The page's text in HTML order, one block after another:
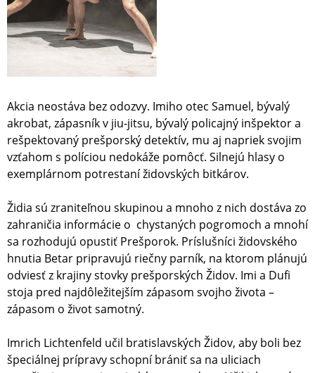
Akcia neostáva bez odozvy. Imiho otec Samuel, bývalý
akrobat, zápasník v jiu-jitsu, bývalý policajný inšpektor a
rešpektovaný prešporský detektív, mu aj napriek svojim
vzťahom s políciou nedokáže pomôcť. Silnejú hlasy o
exemplárnom potrestaní židovských bitkárov.
Židia sú zraniteľnou skupinou a mnoho z nich dostáva zo
zahraničia informácie o chystaných pogromoch a mnohí
sa rozhodujú opustiť Prešporok. Príslušníci židovského
hnutia Betar pripravujú riečny parník, na ktorom plánujú
odviesť z krajiny stovky prešporských Židov. Imi a Dufi
stoja pred najdôležitejším zápasom svojho života –
zápasom o život samotný.
Imrich Lichtenfeld učil bratislavských Židov, aby boli bez
špeciálnej prípravy schopní brániť sa na uliciach